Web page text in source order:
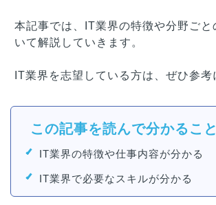
本記事では、IT業界の特徴や分野ご
いて解説していきます。
IT業界を志望している方は、ぜひ参考
この記事を読んで分かること
IT業界の特徴や仕事内容が分かる
IT業界で必要なスキルが分かる